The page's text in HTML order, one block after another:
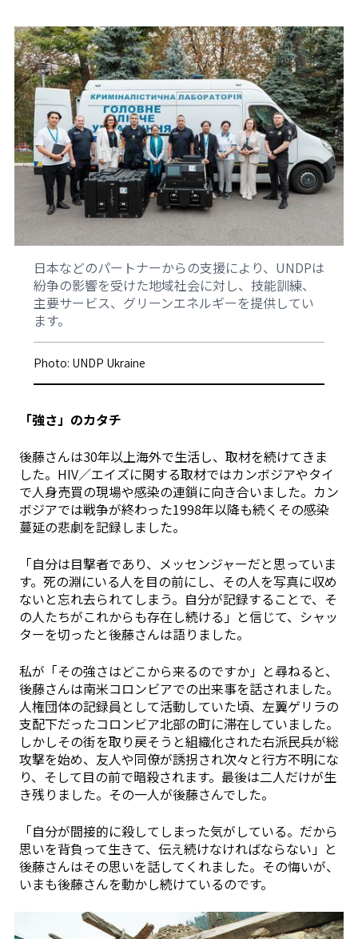
日本などのパートナーからの支援により、UNDPは
紛争の影響を受けた地域社会に対し、技能訓練、
主要サービス、グリーンエネルギーを提供してい
ます。
Photo: UNDP Ukraine
「強さ」のカタチ
後藤さんは30年以上海外で生活し、取材を続けてきま
した。HIV／エイズに関する取材ではカンボジアやタイ
で人身売買の現場や感染の連鎖に向き合いました。カン
ボジアでは戦争が終わった1998年以降も続くその感染
蔓延の悲劇を記録しました。
「自分は目撃者であり、メッセンジャーだと思っていま
す。死の淵にいる人を目の前にし、その人を写真に収め
ないと忘れ去られてしまう。自分が記録することで、そ
の人たちがこれからも存在し続ける」と信じて、シャッ
ターを切ったと後藤さんは語りました。
私が「その強さはどこから来るのですか」と尋ねると、
後藤さんは南米コロンビアでの出来事を話されました。
人権団体の記録員として活動していた頃、左翼ゲリラの
支配下だったコロンビア北部の町に滞在していました。
しかしその街を取り戻そうと組織化された右派民兵が総
攻撃を始め、友人や同僚が誘拐され次々と行方不明にな
り、そして目の前で暗殺されます。最後は二人だけが生
き残りました。その一人が後藤さんでした。
「自分が間接的に殺してしまった気がしている。だから
思いを背負って生きて、伝え続けなければならない」と
後藤さんはその思いを話してくれました。その悔いが、
いまも後藤さんを動かし続けているのです。